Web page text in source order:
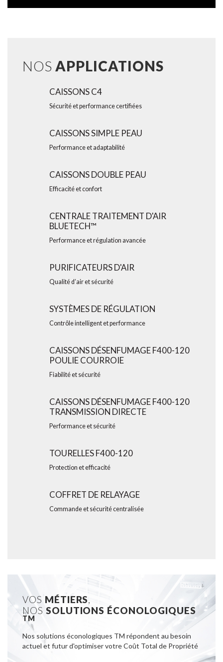
NOS APPLICATIONS
CAISSONS C4
Sécurité et performance certifiées
CAISSONS SIMPLE PEAU
Performance et adaptabilité
CAISSONS DOUBLE PEAU
Efficacité et confort
CENTRALE TRAITEMENT D'AIR
BLUETECH™
Performance et régulation avancée
PURIFICATEURS D'AIR
Qualité d’air et sécurité
SYSTÈMES DE RÉGULATION
Contrôle intelligent et performance
CAISSONS DÉSENFUMAGE F400-120
POULIE COURROIE
Fiabilité et sécurité
CAISSONS DÉSENFUMAGE F400-120
TRANSMISSION DIRECTE
Performance et sécurité
TOURELLES F400-120
Protection et efficacité
COFFRET DE RELAYAGE
Commande et sécurité centralisée
VOS MÉTIERS
NOS SOLUTIONS ÉCONOLOGIQUES
TM
Nos solutions éconologiques TM répondent au besoin
actuel et futur d'optimiser votre Coût Total de Propriété